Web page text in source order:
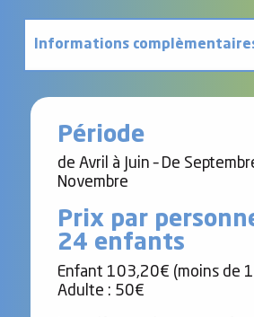
Informations
Contact
Période
de Avril à Juin – De
Novembre
Prix par
24 enfants
Enfant 103,20€ (moins de
Adulte : 50€